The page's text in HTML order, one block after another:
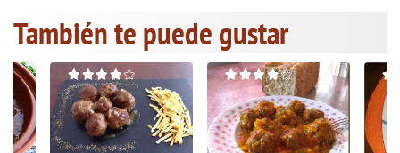
También te puede gustar